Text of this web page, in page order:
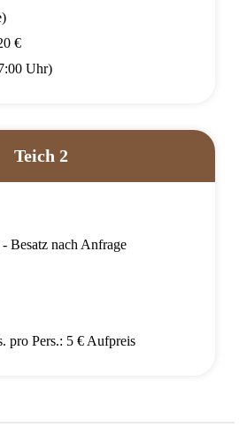
€
Uhr)
Teich 2
Besatz nach Anfrage
pro Pers.: 5 € Aufpreis